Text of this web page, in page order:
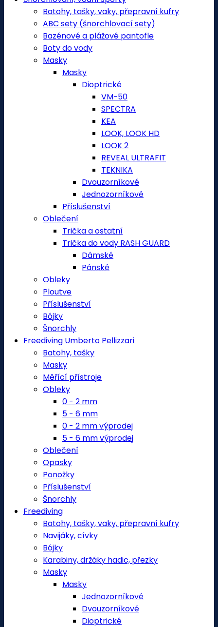
Batohy, tašky, vaky, přepravní kufry
ABC sety (šnorchlovací sety)
Bazénové a plážové pantofle
Boty do vody
Masky
Masky
Dioptrické
VM-50
SPECTRA
KEA
LOOK, LOOK HD
LOOK 2
REVEAL ULTRAFIT
TEKNIKA
Dvouzorníkové
Jednozorníkové
Příslušenství
Oblečení
Trička a ostatní
Trička do vody RASH GUARD
Dámské
Pánské
Obleky
Ploutve
Příslušenství
Bójky
Šnorchly
Freediving Umberto Pellizzari
Batohy, tašky
Masky
Měřící přístroje
Obleky
0 - 2 mm
5 - 6 mm
0 - 2 mm výprodej
5 - 6 mm výprodej
Oblečení
Opasky
Ponožky
Příslušenství
Šnorchly
Freediving
Batohy, tašky, vaky, přepravní kufry
Navijáky, cívky
Bójky
Karabiny, držáky hadic, přezky
Masky
Masky
Jednozorníkové
Dvouzorníkové
Dioptrické